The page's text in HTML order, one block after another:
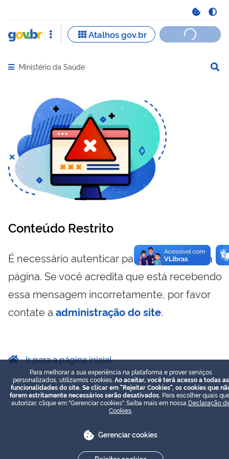
Abrir menu principal de navegação
Ministério da Saúde
Conteúdo Restrito
É necessário autenticar para visualizar essa
página. Se você acredita que está recebendo
essa mensagem incorretamente, por favor
contate a administração do site.
Ir para a página inicial
Para melhorar a sua experiência na plataforma e prover serviços
personalizados, utilizamos cookies. Ao aceitar, você terá acesso a todas as
funcionalidades do site. Se clicar em "Rejeitar Cookies", os cookies que
forem estritamente necessários serão desativados. Para escolher quais
autorizar, clique em "Gerenciar cookies". Saiba mais em nossa Declaração
Cookies
Gerenciar cookies